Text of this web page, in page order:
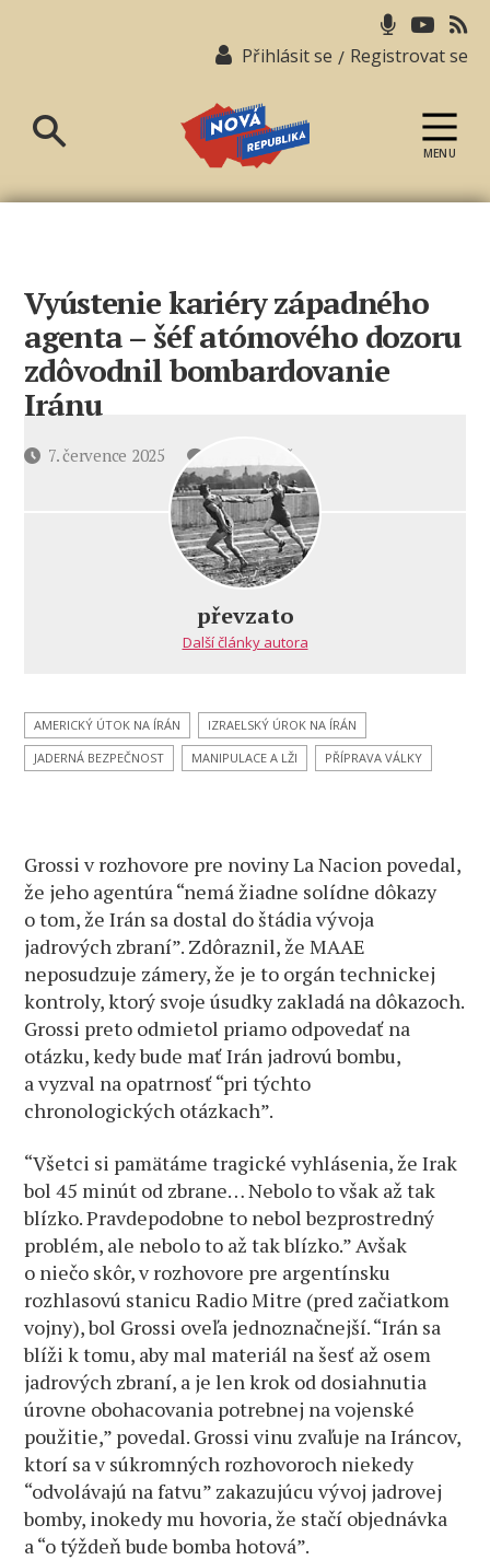
Přihlásit se / Registrovat se
republika
MENU
Vyústenie kariéry západného
agenta – šéf atómového dozoru
zdôvodnil bombardovanie
Iránu
Datum7. července 2025 1 komentářu
textu
s
názvem
Vyústenie
kariéry
agenta
–
dozoru
zdôvodnil
bombardovanie
převzato
Další články autora
AMERICKÝ ÚTOK NA ÍRÁN
IZRAELSKÝ ÚROK NA ÍRÁN
JADERNÁ BEZPEČNOST
MANIPULACE A LŽI PŘÍPRAVA VÁLKY
Grossi v rozhovore pre noviny La Nacion povedal,
že jeho agentúra “nemá žiadne solídne dôkazy
o tom, že Irán sa dostal do štádia vývoja
jadrových zbraní”. Zdôraznil, že MAAE
neposudzuje zámery, že je to orgán technickej
kontroly, ktorý svoje úsudky zakladá na dôkazoch.
Grossi preto odmietol priamo odpovedať na
otázku, kedy bude mať Irán jadrovú bombu,
a vyzval na opatrnosť “pri týchto
chronologických otázkach”.
“Všetci si pamätáme tragické vyhlásenia, že Irak
bol 45 minút od zbrane… Nebolo to však až tak
blízko. Pravdepodobne to nebol bezprostredný
problém, ale nebolo to až tak blízko.” Avšak
o niečo skôr, v rozhovore pre argentínsku
rozhlasovú stanicu Radio Mitre (pred začiatkom
vojny), bol Grossi oveľa jednoznačnejší. “Irán sa
blíži k tomu, aby mal materiál na šesť až osem
jadrových zbraní, a je len krok od dosiahnutia
úrovne obohacovania potrebnej na vojenské
použitie,” povedal. Grossi vinu zvaľuje na Iráncov,
ktorí sa v súkromných rozhovoroch niekedy
“odvolávajú na fatvu” zakazujúcu vývoj jadrovej
bomby, inokedy mu hovoria, že stačí objednávka
a “o týždeň bude bomba hotová”.